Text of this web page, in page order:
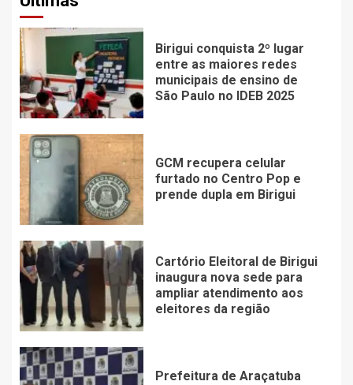
Birigui conquista 2º lugar
entre as maiores redes
municipais de ensino de
São Paulo no IDEB 2025
GCM recupera celular
furtado no Centro Pop e
prende dupla em Birigui
Cartório Eleitoral de Birigui
inaugura nova sede para
ampliar atendimento aos
eleitores da região
Prefeitura de Araçatuba